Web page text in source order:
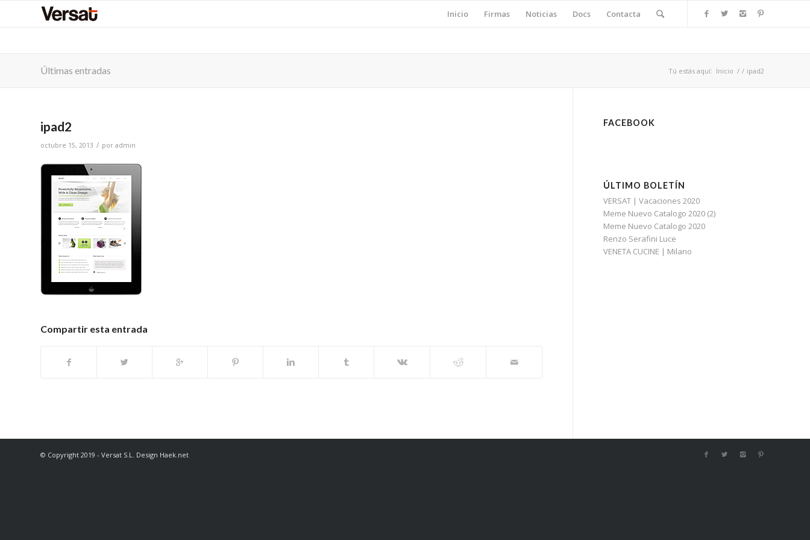
Inicio Firmas Noticias Docs Contacta
Últimas entradas Tú estás aquí: Inicio / / ipad2
ipad2
octubre 15, 2013 / por admin
Compartir esta entrada
FACEBOOK
ÚLTIMO BOLETÍN
VERSAT | Vacaciones 2020
Meme Nuevo Catalogo 2020 (2)
Meme Nuevo Catalogo 2020
Renzo Serafini Luce
VENETA CUCINE | Milano
© Copyright 2019 - Versat S.L. Design Haek.net